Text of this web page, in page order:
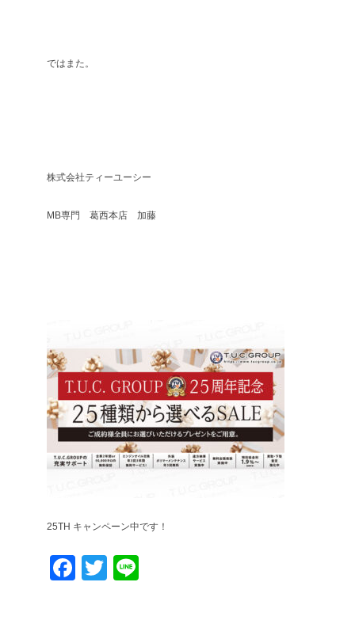
ではまた。
株式会社ティーユーシー
MB専門 葛西本店 加藤
25TH キャンペーン中です！
Facebook
Twitter